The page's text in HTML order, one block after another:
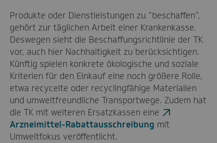
Produkte oder Dienstleistungen zu “beschaffen“,
gehört zur täglichen Arbeit einer Krankenkasse.
Deswegen sieht die Beschaffungsrichtlinie der TK
vor, auch hier Nachhaltigkeit zu berücksichtigen.
Künftig spielen konkrete ökologische und soziale
Kriterien für den Einkauf eine noch größere Rolle,
etwa recycelte oder recyclingfähige Materialien
und umweltfreundliche Transportwege. Zudem hat
die TK mit weiteren Ersatzkassen eine
Arzneimittel-Rabattausschreibung mit
Umweltfokus veröffentlicht.